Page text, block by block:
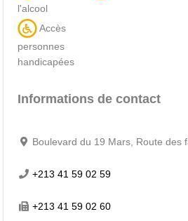
l'alcool
Accès
personnes
handicapées
Informations de contact
Boulevard du 19 Mars, Route des
+213 41 59 02 59
+213 41 59 02 60